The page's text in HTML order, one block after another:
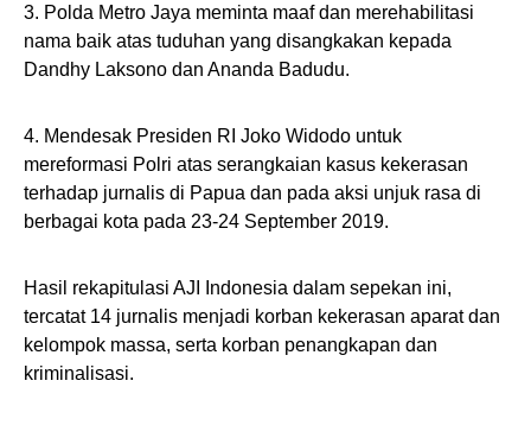
3. Polda Metro Jaya meminta maaf dan merehabilitasi
nama baik atas tuduhan yang disangkakan kepada
Dandhy Laksono dan Ananda Badudu.
4. Mendesak Presiden RI Joko Widodo untuk
mereformasi Polri atas serangkaian kasus kekerasan
terhadap jurnalis di Papua dan pada aksi unjuk rasa di
berbagai kota pada 23-24 September 2019.
Hasil rekapitulasi AJI Indonesia dalam sepekan ini,
tercatat 14 jurnalis menjadi korban kekerasan aparat dan
kelompok massa, serta korban penangkapan dan
kriminalisasi.